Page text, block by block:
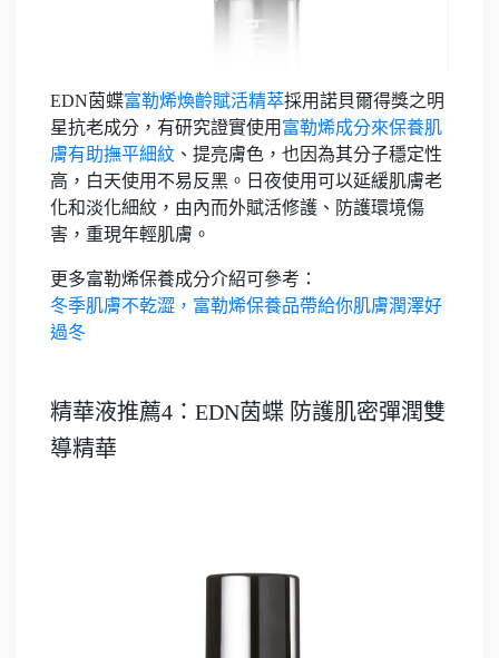
EDN茵蝶富勒烯煥齡賦活精萃採用諾貝爾得獎之明
星抗老成分，有研究證實使用 富勒烯成分來保養肌
膚有助撫平細紋 、提亮膚色，也因為其分子穩定性
高，白天使用不易反黑。日夜使用可以延緩肌膚老
化和淡化細紋，由內而外賦活修護、防護環境傷
害，重現年輕肌膚。
更多富勒烯保養成分介紹可參考：
冬季肌膚不乾澀，富勒烯保養品帶給你肌膚潤澤好
過冬
精華液推薦4：EDN茵蝶 防護肌密彈潤雙
導精華